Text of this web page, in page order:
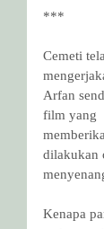
***
Cemeti
Arfan
film yang
dilakukan
Kenapa